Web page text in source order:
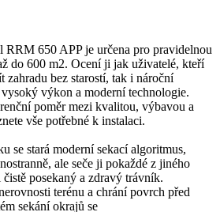
RRM 650 APP je určena pro pravidelnou
do 600 m2. Ocení ji jak uživatelé, kteří
bez starostí, tak i nároční
výkon a moderní technologie.
poměr mezi kvalitou, výbavou a
vše potřebné k instalaci.
se stará moderní sekací algoritmus,
ale seče ji pokaždé z jiného
posekaný a zdravý trávník.
terénu a chrání povrch před
sekání okrajů se